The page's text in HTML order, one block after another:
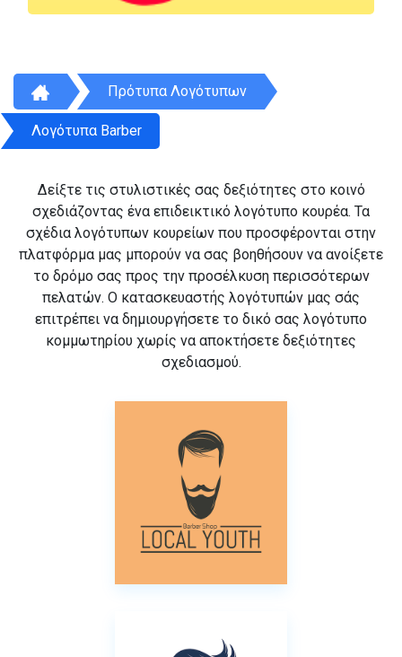
Πρότυπα Λογότυπων
Λογότυπα Barber
Δείξτε τις στυλιστικές σας δεξιότητες στο κοινό
σχεδιάζοντας ένα επιδεικτικό λογότυπο κουρέα. Τα
σχέδια λογότυπων κουρείων που προσφέρονται στην
πλατφόρμα μας μπορούν να σας βοηθήσουν να ανοίξετε
το δρόμο σας προς την προσέλκυση περισσότερων
πελατών. Ο κατασκευαστής λογότυπών μας σάς
επιτρέπει να δημιουργήσετε το δικό σας λογότυπο
κομμωτηρίου χωρίς να αποκτήσετε δεξιότητες
σχεδιασμού.